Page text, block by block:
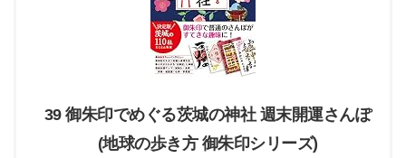
39 御朱印でめぐる茨城の神社 週末開運さんぽ
(地球の歩き方 御朱印シリーズ)